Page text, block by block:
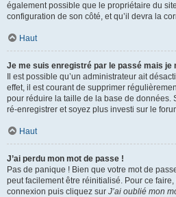
également possible que le propriétaire du
configuration de son côté, et qu’il devra la
Haut
Je me suis enregistré par le passé mais je
Il est possible qu’un administrateur ait
effet, il est courant de supprimer
pour réduire la taille de la base de données.
ré-enregistrer et soyez plus investi sur le
Haut
J’ai perdu mon mot de passe !
Pas de panique ! Bien que votre mot de
peut facilement être réinitialisé. Pour ce
connexion puis cliquez sur J’ai oublié mon